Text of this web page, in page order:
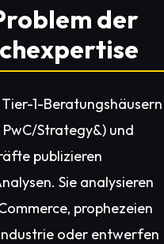
der
1-Beratungshäusern
PwC/Strategy&) und
publizieren
Sie analysieren
prophezeien
oder entwerfen